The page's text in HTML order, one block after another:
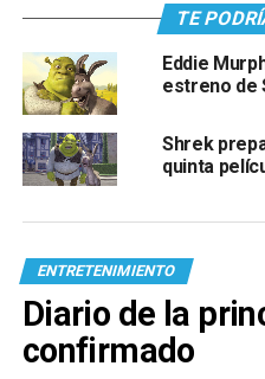
TE
Eddie
estreno de
Shrek
quinta
ENTRETENIMIENTO
Diario de la
confirmado